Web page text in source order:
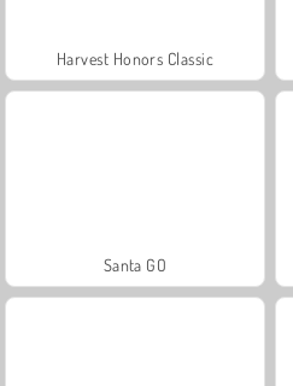
Harvest Honors Classic
Santa GO